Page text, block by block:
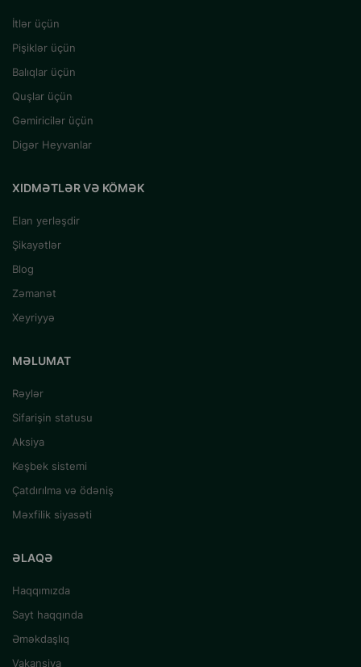
İtlər üçün
Pişiklər üçün
Balıqlar üçün
Quşlar üçün
Gəmiricilər üçün
Digər Heyvanlar
XIDMƏTLƏR VƏ KÖMƏK
Elan yerləşdir
Şikayətlər
Blog
Zəmanət
Xeyriyyə
MƏLUMAT
Rəylər
Sifarişin statusu
Aksiya
Keşbek sistemi
Çatdırılma və ödəniş
Məxfilik siyasəti
ƏLAQƏ
Haqqımızda
Sayt haqqında
Əməkdaşlıq
Vakansiya